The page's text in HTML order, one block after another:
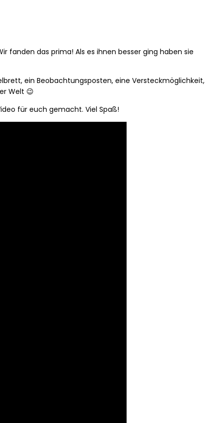
fanden das prima! Als es ihnen besser ging haben sie
ein Beobachtungsposten, eine Versteckmöglichkeit,
Welt 😉
für euch gemacht. Viel Spaß!